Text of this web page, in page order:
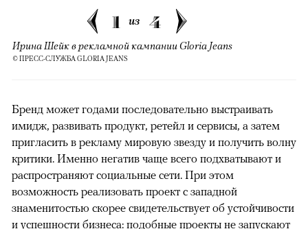
1 из 4
Ирина Шейк в рекламной кампании Gloria Jeans
© ПРЕСС-СЛУЖБА GLORIA JEANS
Бренд может годами последовательно выстраивать
имидж, развивать продукт, ретейл и сервисы, а затем
пригласить в рекламу мировую звезду и получить волну
критики. Именно негатив чаще всего подхватывают и
распространяют социальные сети. При этом
возможность реализовать проект с западной
знаменитостью скорее свидетельствует об устойчивости
и успешности бизнеса: подобные проекты не запускают